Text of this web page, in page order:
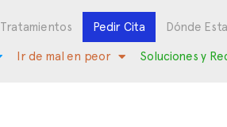
Tratamientos Pedir Cita Dónde
Ir de mal en peor Soluciones y